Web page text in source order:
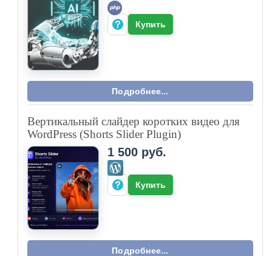
Купить
Подробнее...
Вертикальный слайдер коротких видео для
WordPress (Shorts Slider Plugin)
1 500 руб.
Купить
Подробнее...